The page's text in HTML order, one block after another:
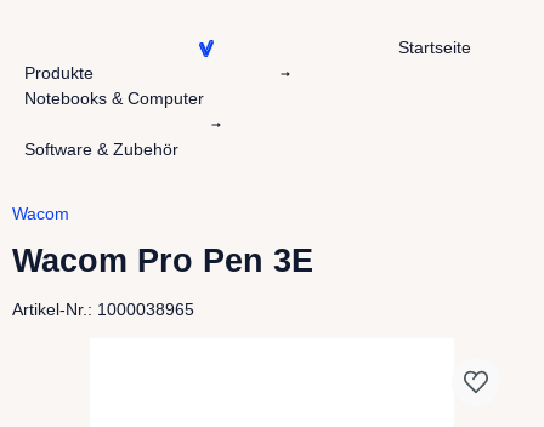
Startseite
Produkte
Notebooks & Computer
Software & Zubehör
Wacom Pro Pen 3E
Artikel-Nr.: 1000038965
Wacom